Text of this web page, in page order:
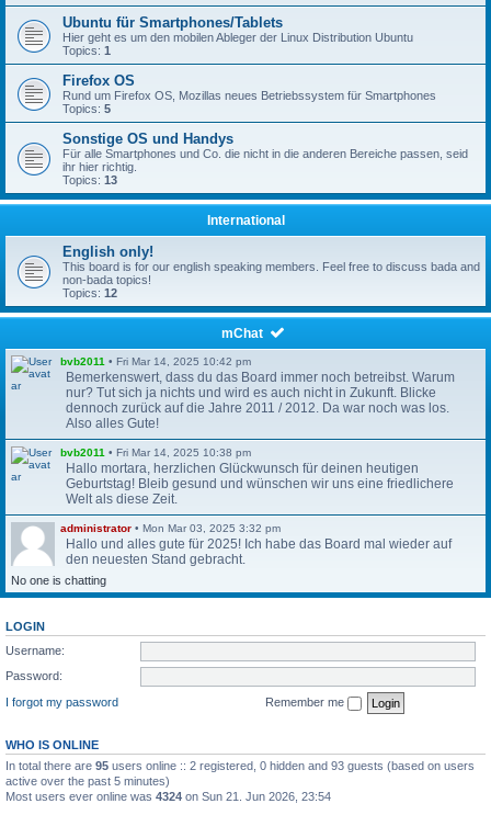
Ubuntu für Smartphones/Tablets
Hier geht es um den mobilen Ableger der Linux Distribution Ubuntu
Topics: 1
Firefox OS
Rund um Firefox OS, Mozillas neues Betriebssystem für Smartphones
Topics: 5
Sonstige OS und Handys
Für alle Smartphones und Co. die nicht in die anderen Bereiche passen, seid
ihr hier richtig.
Topics: 13
International
English only!
This board is for our english speaking members. Feel free to discuss bada and
non-bada topics!
Topics: 12
mChat
bvb2011 • Fri Mar 14, 2025 10:42 pm
Bemerkenswert, dass du das Board immer noch betreibst. Warum
nur? Tut sich ja nichts und wird es auch nicht in Zukunft. Blicke
dennoch zurück auf die Jahre 2011 / 2012. Da war noch was los.
Also alles Gute!
bvb2011 • Fri Mar 14, 2025 10:38 pm
Hallo mortara, herzlichen Glückwunsch für deinen heutigen
Geburtstag! Bleib gesund und wünschen wir uns eine friedlichere
Welt als diese Zeit.
administrator • Mon Mar 03, 2025 3:32 pm
Hallo und alles gute für 2025! Ich habe das Board mal wieder auf
den neuesten Stand gebracht.
bvb2011•
bvb2011•Tue Dec 26, 2023 10:38 pm
Erstaunlich, dass du das Forum auf deinem Server noch aufrecht
erhälst. Waren schöne Zeiten hier. Kaum zu glauben, vor 10-12
Jahren war ja noch richtig viel los hier.
Das Wiki ist wieder erreichbar unter
Gunter33• Wed May 05, 2021 7:41 pm
Nochmal hier, kein Plan ob das mit den “Private messages“
No one is chatting
LOGIN
Username:
Password:
I forgot my password
Remember me
WHO IS ONLINE
In total there are 95 users online :: 2 registered, 0 hidden and 93 guests (based on users
active over the past 5 minutes)
Most users ever online was 4324 on Sun 21. Jun 2026, 23:54